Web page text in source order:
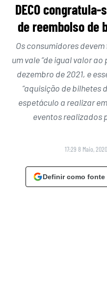
DECO
de reembolso de
Os consumidores
um vale “de igual valor
dezembro de 2021, e
“aquisição de bilhetes
espetáculo a realizar
eventos realizados
17:29 8 Maio, 2020
Definir como